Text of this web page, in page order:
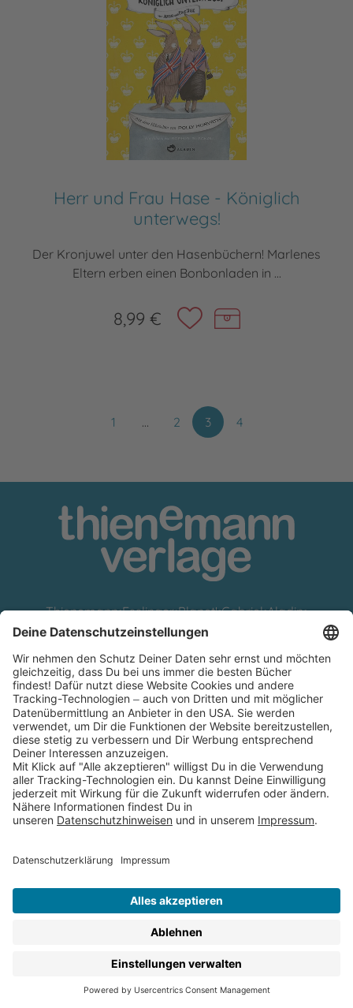
Herr und Frau Hase - Königlich
unterwegs!
Der Kronjuwel unter den Hasenbüchern! Marlenes
Eltern erben einen Bonbonladen in ...
8,99 €
1 … 2 3 4
Thienemann•Esslinger•Planet!•Gabriel•Aladin•
Loomlight
nach oben
Newsletter
Bist Du an unseren Gewinnspielen
und Buchhighlights interessiert?
Dann trage Dich hier schnell und
einfach ein!